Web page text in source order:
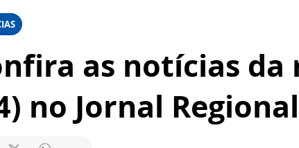
as notícias
no Jornal Regional